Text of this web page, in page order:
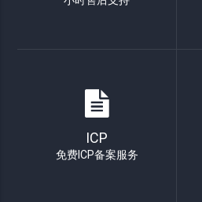
ICP
免费ICP备案服务